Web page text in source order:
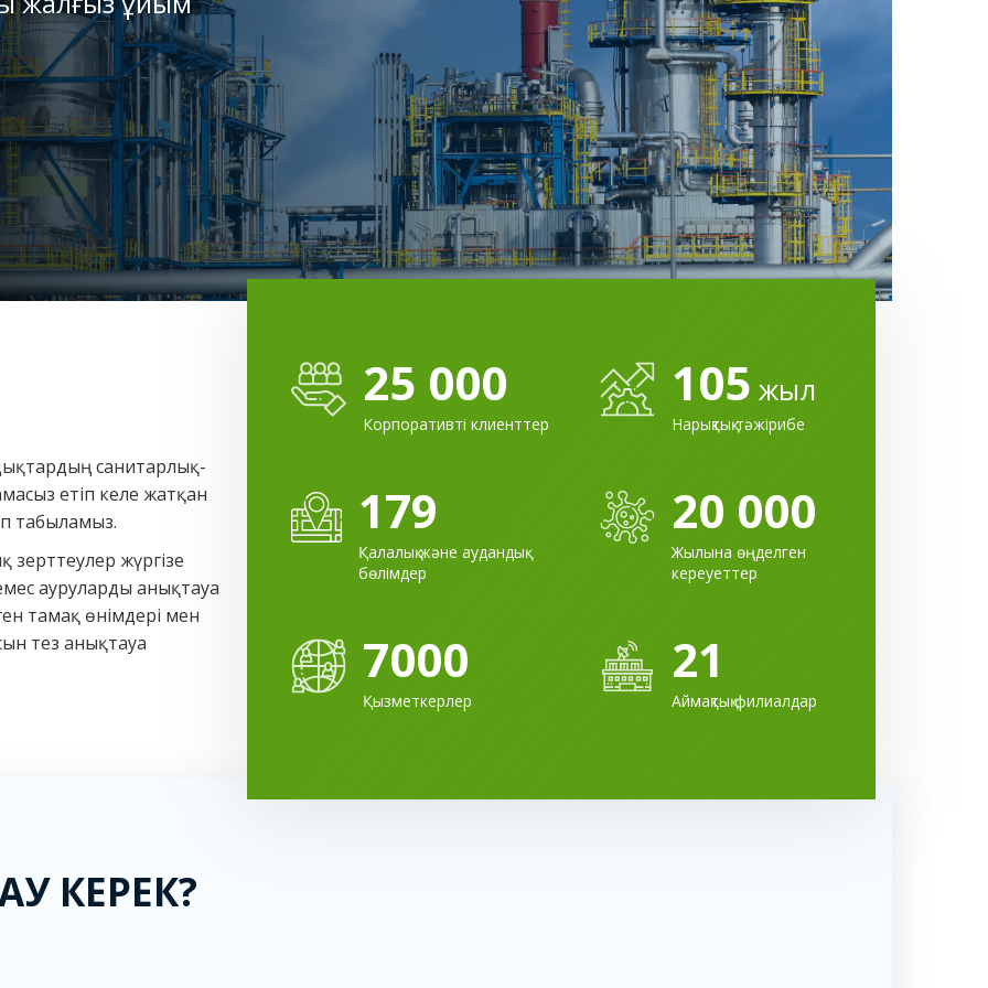
санитарлық-
етіп келе жатқан
табыламыз.
жүргізе
ауруларды анықтауға
тамақ өнімдері мен
тез анықтауға
25 000
Корпоративті клиенттер
105 жыл
Нарықтық тәжірибе
179
Қалалық және аудандық
бөлімдер
20 000
Жылына өңделген
кереуеттер
7000
Қызметкерлер
21
Аймақтық филиалдар
КЕРЕК?